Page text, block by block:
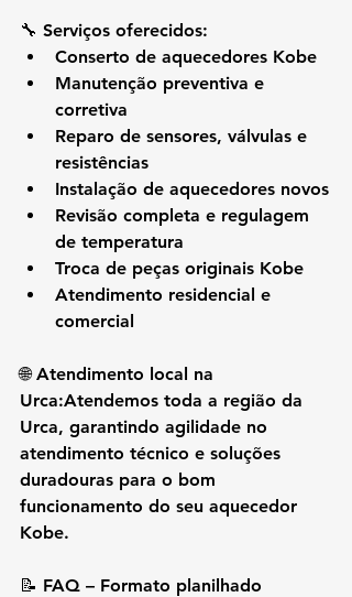
🔧 Serviços oferecidos:
Conserto de aquecedores Kobe
Manutenção preventiva e
corretiva
Reparo de sensores, válvulas e
resistências
Instalação de aquecedores novos
Revisão completa e regulagem
de temperatura
Troca de peças originais Kobe
Atendimento residencial e
comercial
🌐 Atendimento local na
Urca:Atendemos toda a região da
Urca, garantindo agilidade no
atendimento técnico e soluções
duradouras para o bom
funcionamento do seu aquecedor
Kobe.
📝 FAQ – Formato planilhado